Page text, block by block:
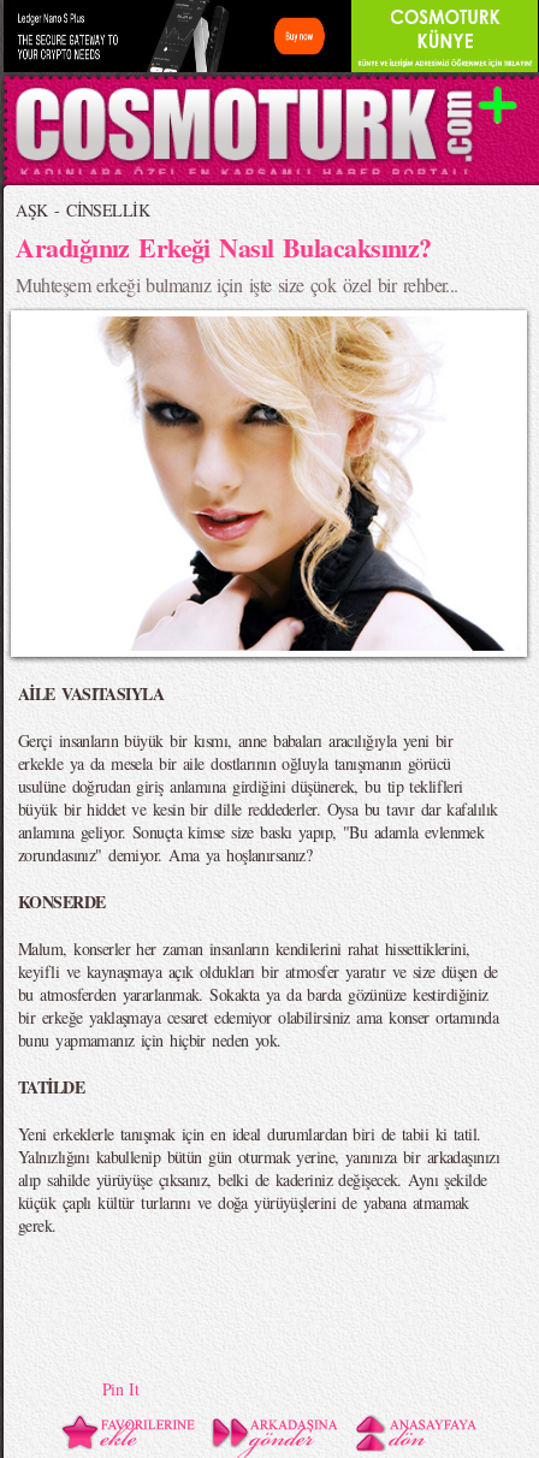
AŞK - CİNSELLİK
Aradığınız Erkeği Nasıl Bulacaksınız?
Muhteşem erkeği bulmanız için işte size çok özel bir rehber...
AİLE VASITASIYLA
Gerçi insanların büyük bir kısmı, anne babaları aracılığıyla yeni bir
erkekle ya da mesela bir aile dostlarının oğluyla tanışmanın görücü
usulüne doğrudan giriş anlamına girdiğini düşünerek, bu tip teklifleri
büyük bir hiddet ve kesin bir dille reddederler. Oysa bu tavır dar kafalılık
anlamına geliyor. Sonuçta kimse size baskı yapıp, "Bu adamla evlenmek
zorundasınız" demiyor. Ama ya hoşlanırsanız?
KONSERDE
Malum, konserler her zaman insanların kendilerini rahat hissettiklerini,
keyifli ve kaynaşmaya açık oldukları bir atmosfer yaratır ve size düşen de
bu atmosferden yararlanmak. Sokakta ya da barda gözünüze kestirdiğiniz
bir erkeğe yaklaşmaya cesaret edemiyor olabilirsiniz ama konser ortamında
bunu yapmamanız için hiçbir neden yok.
TATİLDE
Yeni erkeklerle tanışmak için en ideal durumlardan biri de tabii ki tatil.
Yalnızlığını kabullenip bütün gün oturmak yerine, yanınıza bir arkadaşınızı
alıp sahilde yürüyüşe çıksanız, belki de kaderiniz değişecek. Aynı şekilde
küçük çaplı kültür turlarını ve doğa yürüyüşlerini de yabana atmamak
gerek.
Pin It